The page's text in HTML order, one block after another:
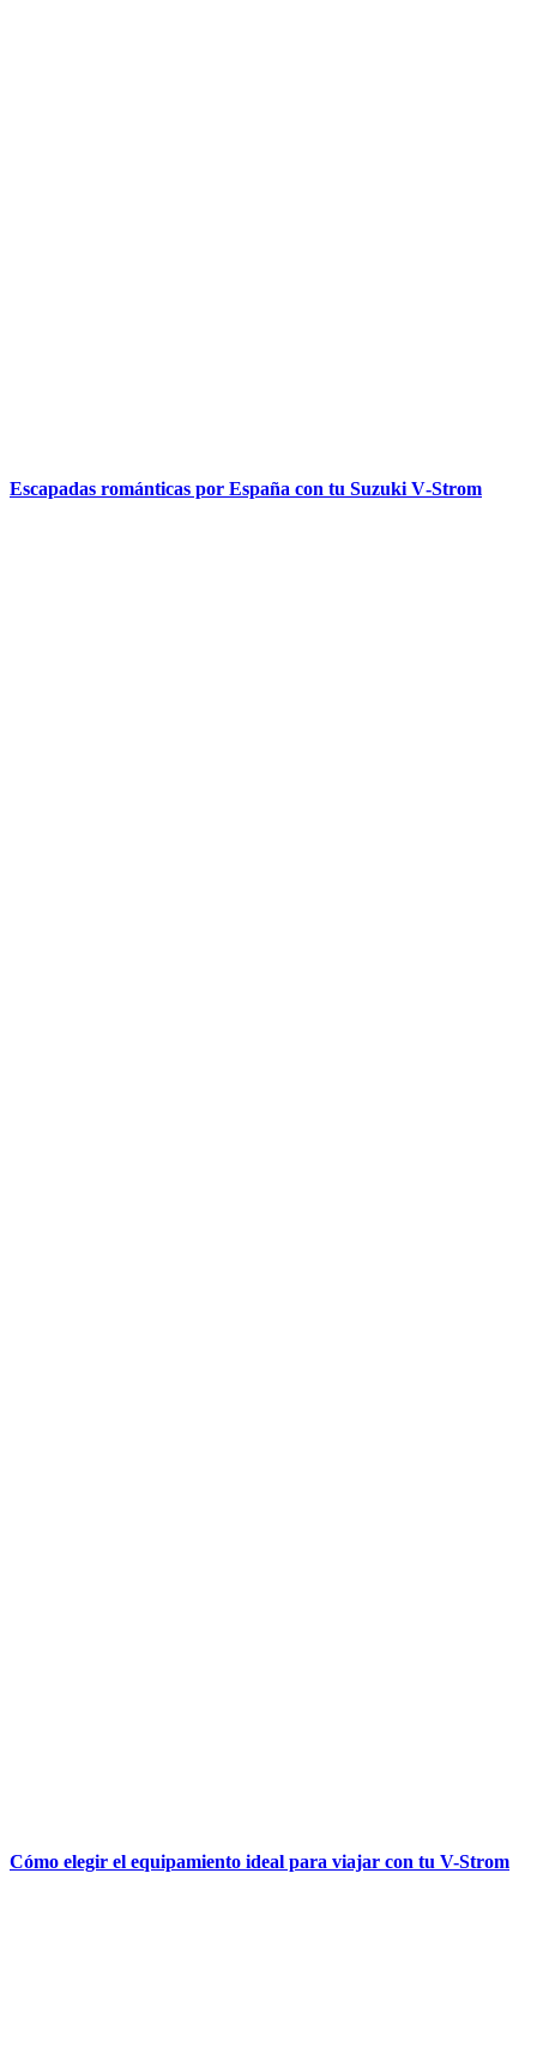
Escapadas románticas por España con tu Suzuki V‑Strom
Cómo elegir el equipamiento ideal para viajar con tu V-Strom